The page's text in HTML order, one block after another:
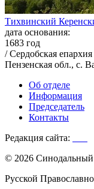
Тихвинский
дата основания:
1683 год
/ Сердобская епархия
Пензенская обл., с.
Об отделе
Информация
Председатель
Контакты
Редакция сайта:
© 2026 Синодальный
Русской